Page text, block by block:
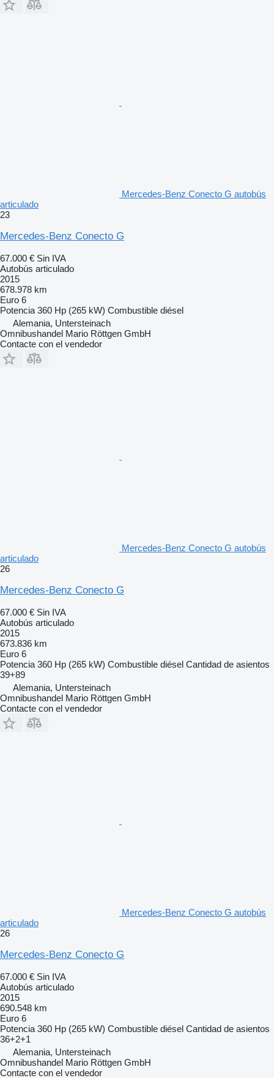
Mercedes-Benz Conecto G autobús
articulado
23
Mercedes-Benz Conecto G
67.000 € Sin IVA
Autobús articulado
2015
678.978 km
Euro 6
Potencia 360 Hp (265 kW) Combustible diésel
Alemania, Untersteinach
Omnibushandel Mario Röttgen GmbH
Contacte con el vendedor
Mercedes-Benz Conecto G autobús
articulado
26
Mercedes-Benz Conecto G
67.000 € Sin IVA
Autobús articulado
2015
673.836 km
Euro 6
Potencia 360 Hp (265 kW) Combustible diésel Cantidad de asientos
39+89
Alemania, Untersteinach
Omnibushandel Mario Röttgen GmbH
Contacte con el vendedor
Mercedes-Benz Conecto G autobús
articulado
26
Mercedes-Benz Conecto G
67.000 € Sin IVA
Autobús articulado
2015
690.548 km
Euro 6
Potencia 360 Hp (265 kW) Combustible diésel Cantidad de asientos
36+2+1
Alemania, Untersteinach
Omnibushandel Mario Röttgen GmbH
Contacte con el vendedor